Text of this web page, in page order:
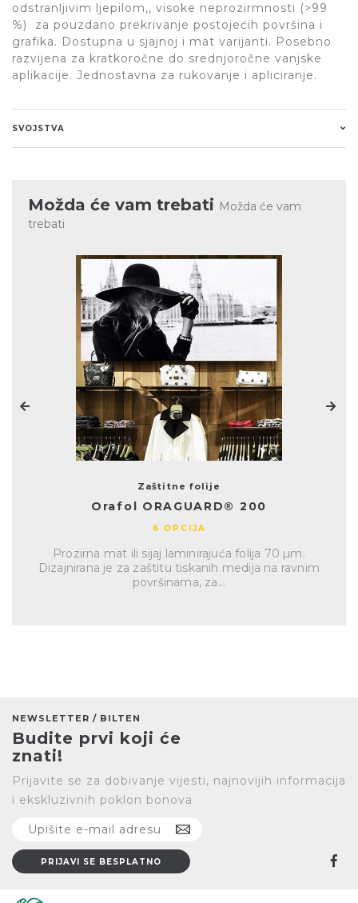
odstranljivim ljepilom,, visoke neprozirmnosti (>99
%) za pouzdano prekrivanje postojećih površina i
grafika. Dostupna u sjajnoj i mat varijanti. Posebno
razvijena za kratkoročne do srednjoročne vanjske
aplikacije. Jednostavna za rukovanje i apliciranje.
SVOJSTVA
Možda će vam trebati Možda će vam
trebati
Zaštitne folije
Orafol ORAGUARD® 200
6 OPCIJA
Prozirna mat ili sijaj laminirajuća folija 70 µm.
Dizajnirana je za zaštitu tiskanih medija na ravnim
površinama, za...
NEWSLETTER / BILTEN
Budite prvi koji će
znati!
Prijavite se za dobivanje vijesti, najnovijih informacija
i ekskluzivnih poklon bonova